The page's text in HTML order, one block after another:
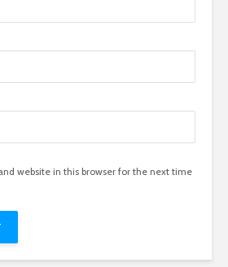
website in this browser for the next time